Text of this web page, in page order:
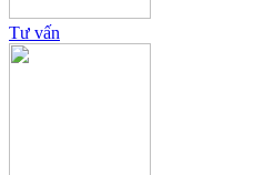
Tư vấn